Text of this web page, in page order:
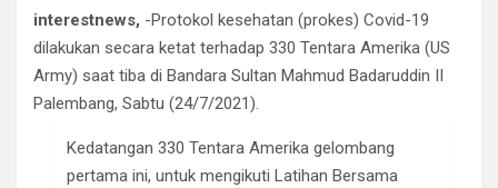
interestnews, -Protokol kesehatan (prokes) Covid-19
dilakukan secara ketat terhadap 330 Tentara Amerika (US
Army) saat tiba di Bandara Sultan Mahmud Badaruddin II
Palembang, Sabtu (24/7/2021).
Kedatangan 330 Tentara Amerika gelombang
pertama ini, untuk mengikuti Latihan Bersama